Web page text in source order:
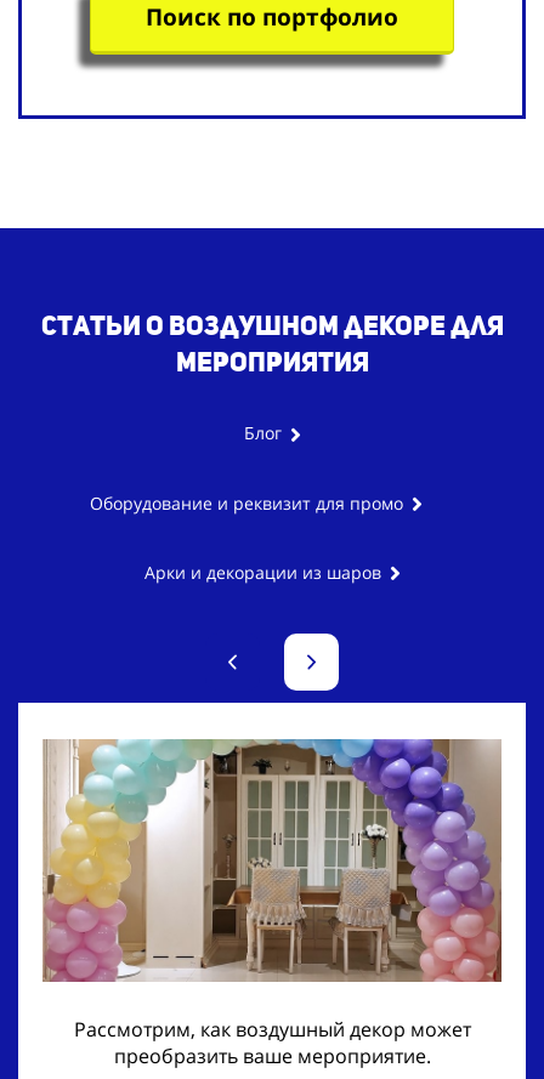
Поиск по портфолио
Статьи о воздушном декоре для
мероприятия
Блог
Оборудование и реквизит для промо
Арки и декорации из шаров
Рассмотрим, как воздушный декор может
преобразить ваше мероприятие.